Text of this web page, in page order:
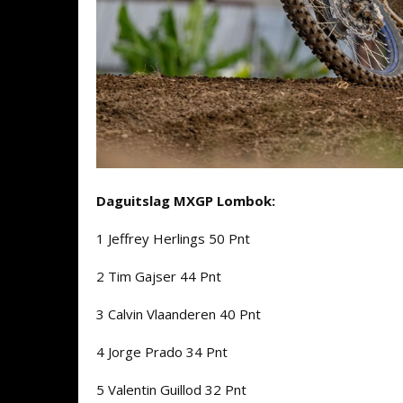
Daguitslag MXGP Lombok:
1 Jeffrey Herlings 50 Pnt
2 Tim Gajser 44 Pnt
3 Calvin Vlaanderen 40 Pnt
4 Jorge Prado 34 Pnt
5 Valentin Guillod 32 Pnt